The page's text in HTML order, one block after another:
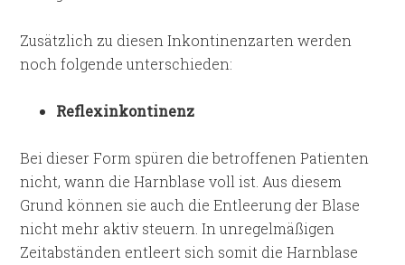
Zusätzlich zu diesen Inkontinenzarten werden
noch folgende unterschieden:
Reflexinkontinenz
Bei dieser Form spüren die betroffenen Patienten
nicht, wann die Harnblase voll ist. Aus diesem
Grund können sie auch die Entleerung der Blase
nicht mehr aktiv steuern. In unregelmäßigen
Zeitabständen entleert sich somit die Harnblase